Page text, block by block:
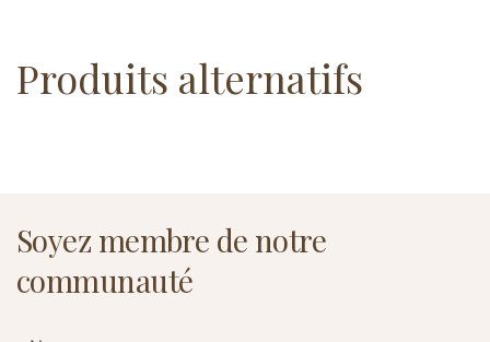
Produits alternatifs
Soyez membre de notre
communauté